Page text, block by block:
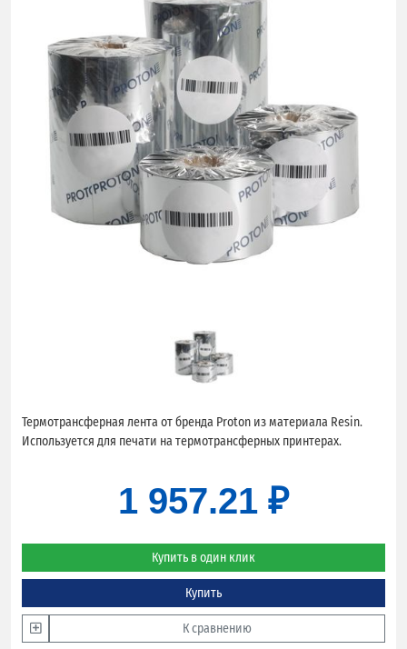
Термотрансферная лента от бренда Proton из материала Resin.
Используется для печати на термотрансферных принтерах.
1 957.21 ₽
Купить в один клик
Купить
К сравнению